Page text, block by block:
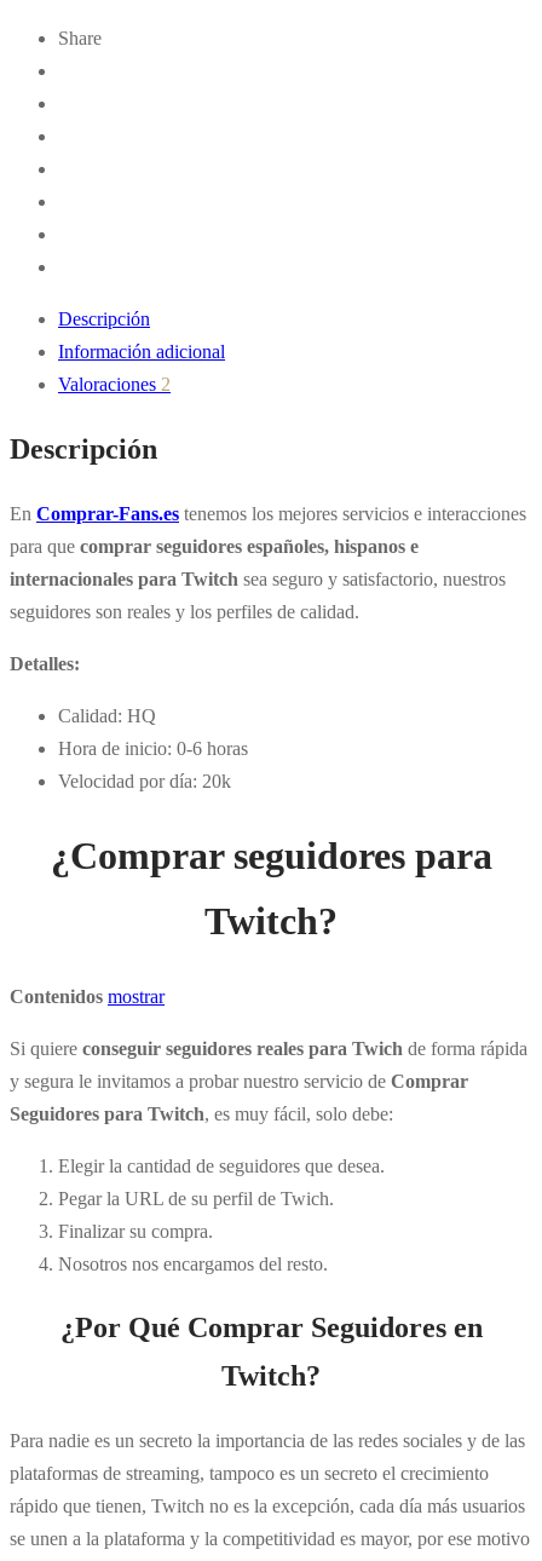
Share
Descripción
Información adicional
Valoraciones 2
Descripción
En Comprar-Fans.es tenemos los mejores servicios e interacciones
para que comprar seguidores españoles, hispanos e
internacionales para Twitch sea seguro y satisfactorio, nuestros
seguidores son reales y los perfiles de calidad.
Detalles:
Calidad: HQ
Hora de inicio: 0-6 horas
Velocidad por día: 20k
¿Comprar seguidores para
Twitch?
Contenidos mostrar
Si quiere conseguir seguidores reales para Twich de forma rápida
y segura le invitamos a probar nuestro servicio de Comprar
Seguidores para Twitch, es muy fácil, solo debe:
Elegir la cantidad de seguidores que desea.
Pegar la URL de su perfil de Twich.
Finalizar su compra.
Nosotros nos encargamos del resto.
¿Por Qué Comprar Seguidores en
Twitch?
Para nadie es un secreto la importancia de las redes sociales y de las
plataformas de streaming, tampoco es un secreto el crecimiento
rápido que tienen, Twitch no es la excepción, cada día más usuarios
se unen a la plataforma y la competitividad es mayor, por ese motivo